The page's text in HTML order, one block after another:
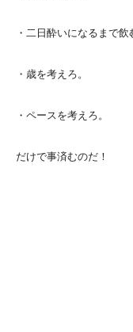
・二日酔いになるまで飲
・歳を考えろ。
・ペースを考えろ。
だけで事済むのだ！